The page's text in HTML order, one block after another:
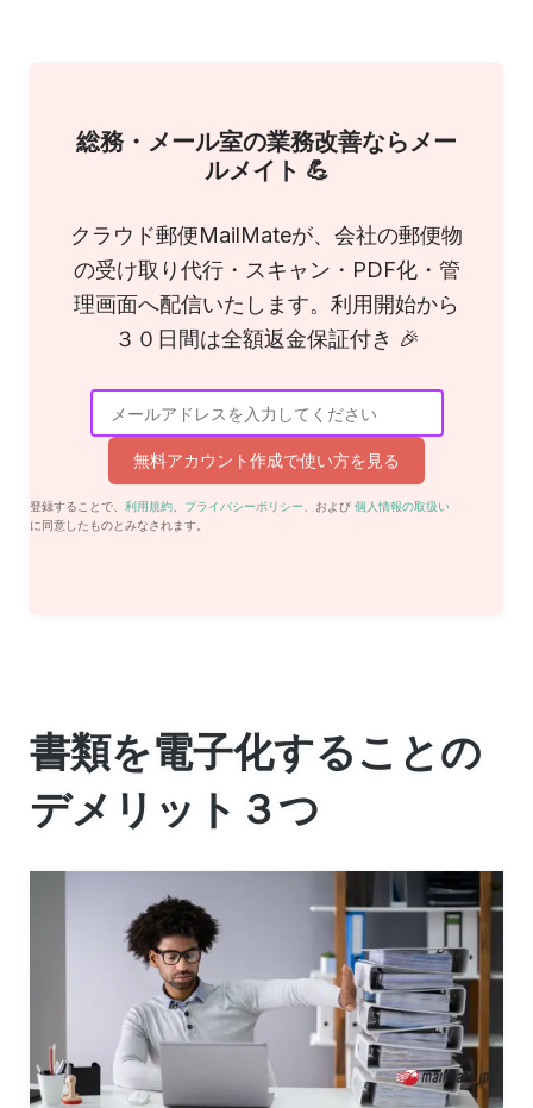
総務・メール室の業務改善ならメー
ルメイト 💪
クラウド郵便MailMateが、会社の郵便物
の受け取り代行・スキャン・PDF化・管
理画面へ配信いたします。利用開始から
３０日間は全額返金保証付き 🎉
無料アカウント作成で使い方を見る
登録することで、 利用規約 プライバシーポリシー 、および 個人情報の取扱い
に同意したものとみなされます。
書類を電子化することの
デメリット３つ